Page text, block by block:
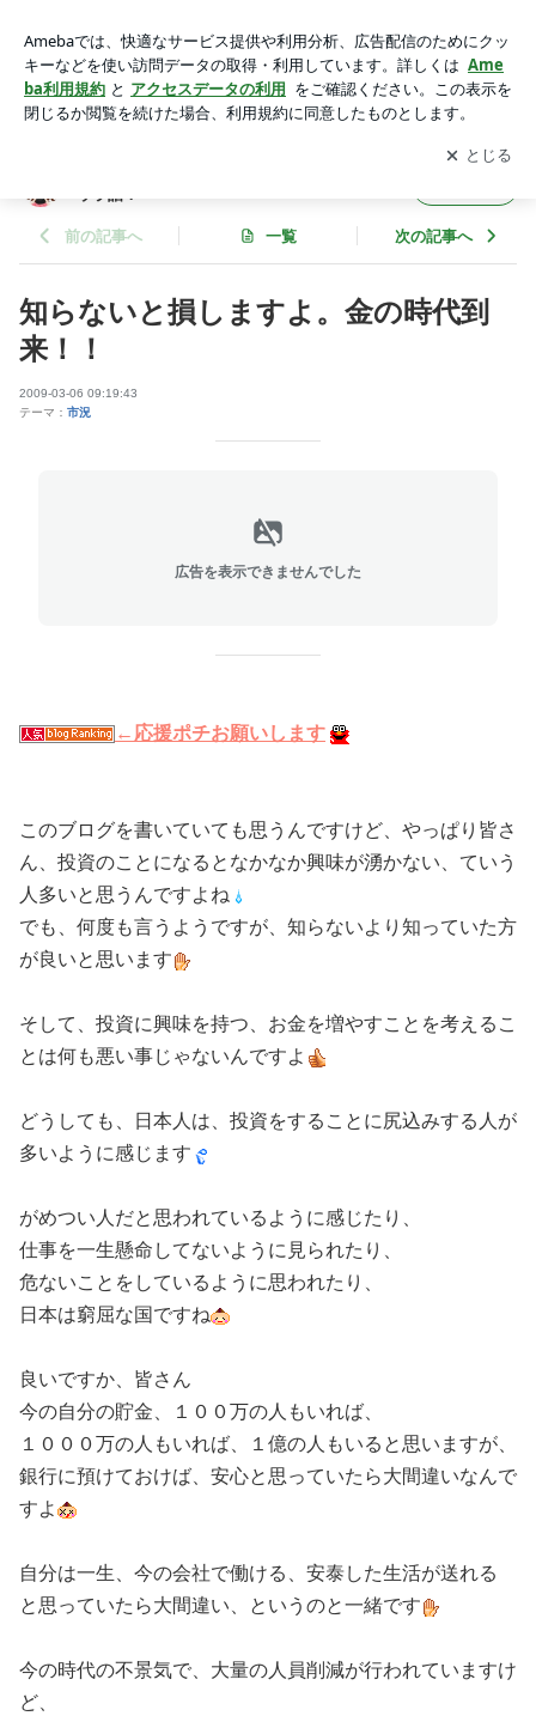
商品先物取引のコツと業界ウラ話！
アプリをダウンロードして ブログの更新通知
を受け取りまし
ょう。
開く
ウラ話！
前の記事へ 一覧 次の記事へ
知らないと損しますよ。金の時代到
来！！
2009-03-06 09:19:43
テーマ： 市況
広告を表示できませんでした
←応援ポチお願いします
このブログを書いていても思うんですけど、やっぱり皆さ
ん、投資のことになるとなかなか興味が湧かない、ていう
人多いと思うんですよね
でも、何度も言うようですが、知らないより知っていた方
が良いと思います
そして、投資に興味を持つ、お金を増やすことを考えるこ
とは何も悪い事じゃないんですよ
どうしても、日本人は、投資をすることに尻込みする人が
多いように感じます
がめつい人だと思われているように感じたり、
仕事を一生懸命してないように見られたり、
危ないことをしているように思われたり、
日本は窮屈な国ですね
良いですか、皆さん
今の自分の貯金、１００万の人もいれば、
１０００万の人もいれば、１億の人もいると思いますが、
銀行に預けておけば、安心と思っていたら大間違いなんで
すよ
自分は一生、今の会社で働ける、安泰した生活が送れる
と思っていたら大間違い、というのと一緒です
今の時代の不景気で、大量の人員削減が行われていますけ
ど、